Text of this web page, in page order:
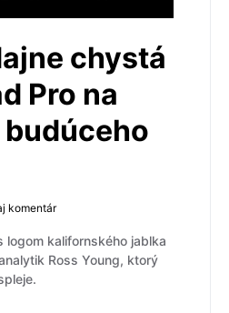
chystá
Pro na
komentár
logom kalifornského jablka
Ross Young, ktorý